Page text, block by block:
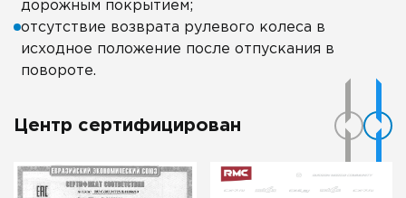
дорожным покрытием;
отсутствие возврата рулевого колеса в
исходное положение после отпускания в
повороте.
Центр сертифицирован